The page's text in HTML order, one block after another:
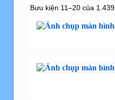
Bưu kiện 11–20 của 1.439